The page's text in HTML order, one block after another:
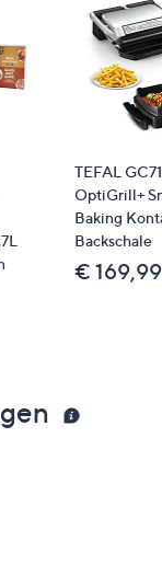
TEFAL
OptiGrill+
Baking
Backschale
€ 169,99